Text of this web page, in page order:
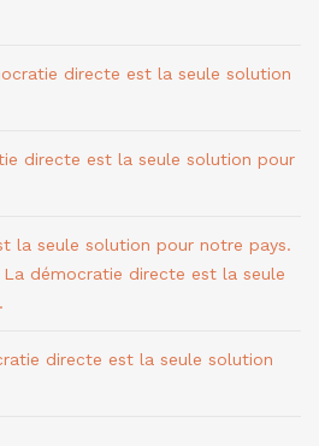
directe est la seule solution
directe est la seule solution pour
la seule solution pour notre pays.
La démocratie directe est la seule
directe est la seule solution